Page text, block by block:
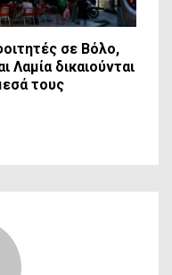
σε Βόλο,
Λαμία δικαιούνται
τους